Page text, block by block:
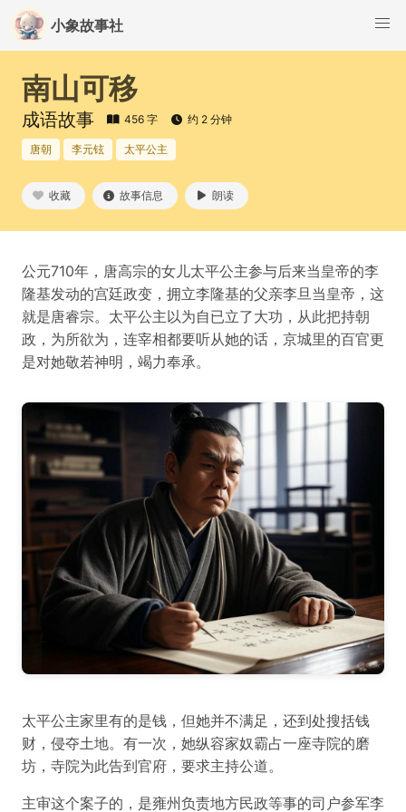
小象故事社
南山可移
成语故事 456 字 约 2 分钟
唐朝 李元铉 太平公主
收藏 故事信息 朗读
公元710年，唐高宗的女儿太平公主参与后来当皇帝的李
隆基发动的宫廷政变，拥立李隆基的父亲李旦当皇帝，这
就是唐睿宗。太平公主以为自已立了大功，从此把持朝
政，为所欲为，连宰相都要听从她的话，京城里的百官更
是对她敬若神明，竭力奉承。
太平公主家里有的是钱，但她并不满足，还到处搜括钱
财，侵夺土地。有一次，她纵容家奴霸占一座寺院的磨
坊，寺院为此告到官府，要求主持公道。
主审这个案子的，是雍州负责地方民政等事的司户参军李